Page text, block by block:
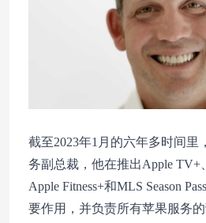
截至2023年1月的六年多时间里
务副总裁，他在推出Apple TV+
Apple Fitness+和MLS Season
要作用，并负责所有苹果服务